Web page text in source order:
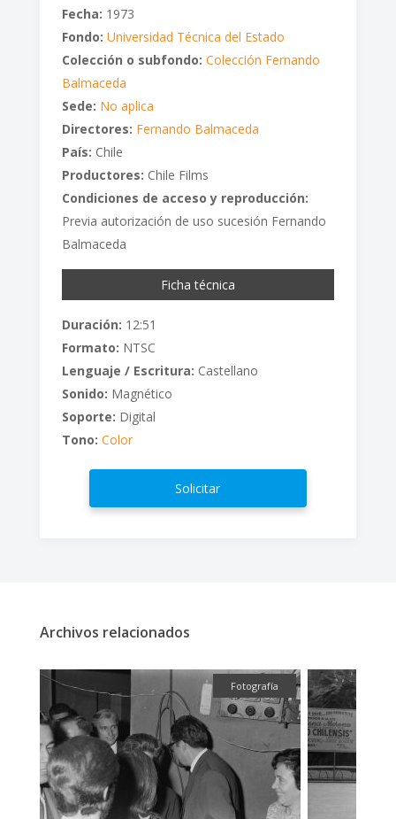
Fecha: 1973
Fondo: Universidad Técnica del Estado
Colección o subfondo: Colección Fernando
Balmaceda
Sede: No aplica
Directores: Fernando Balmaceda
País: Chile
Productores: Chile Films
Condiciones de acceso y reproducción:
Previa autorización de uso sucesión Fernando
Balmaceda
Ficha técnica
Duración: 12:51
Formato: NTSC
Lenguaje / Escritura: Castellano
Sonido: Magnético
Soporte: Digital
Tono: Color
Solicitar
Archivos relacionados
Fotografía